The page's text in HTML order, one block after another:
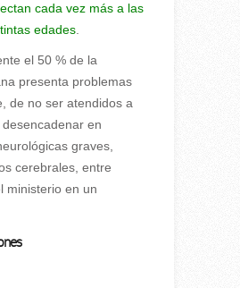
cada vez más a las
edades.
el 50 % de la
presenta problemas
de no ser atendidos a
en
graves,
cerebrales, entre
ministerio en un